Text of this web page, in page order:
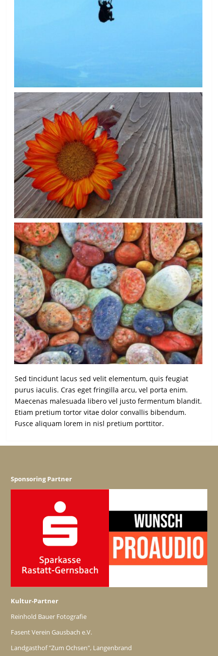
Sed tincidunt lacus sed velit elementum, quis feugiat
purus iaculis. Cras eget fringilla arcu, vel porta enim.
Maecenas malesuada libero vel justo fermentum blandit.
Etiam pretium tortor vitae dolor convallis bibendum.
Fusce aliquam lorem in nisl pretium porttitor.
Sponsoring Partner
Kultur-Partner
Reinhold Bauer Fotografie
Fasent Verein Gausbach e.V.
Landgasthof "Zum Ochsen", Langenbrand